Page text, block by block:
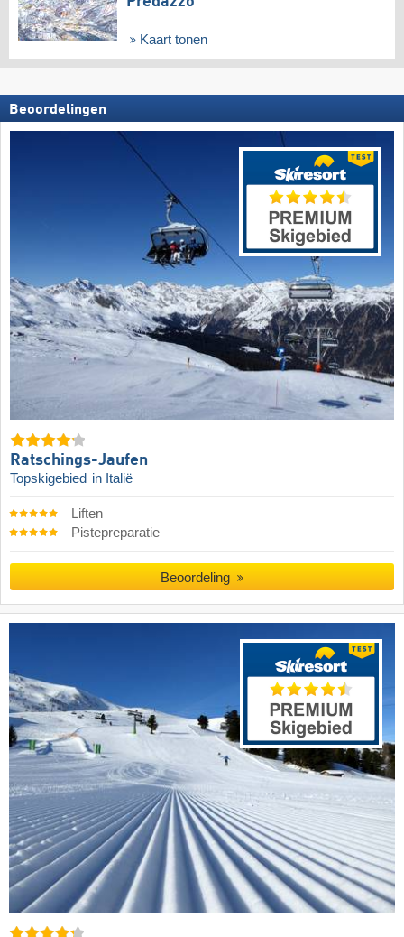
Kaart tonen
Beoordelingen
Ratschings-Jaufen
Topskigebied in Italië
Liften
Pistepreparatie
Beoordeling